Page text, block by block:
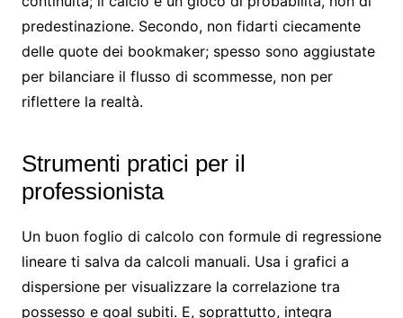
predestinazione. Secondo, non fidarti ciecamente
delle quote dei bookmaker; spesso sono aggiustate
per bilanciare il flusso di scommesse, non per
riflettere la realtà.
Strumenti pratici per il
professionista
Un buon foglio di calcolo con formule di regressione
lineare ti salva da calcoli manuali. Usa i grafici a
dispersione per visualizzare la correlazione tra
possesso e goal subiti. E, soprattutto, integra